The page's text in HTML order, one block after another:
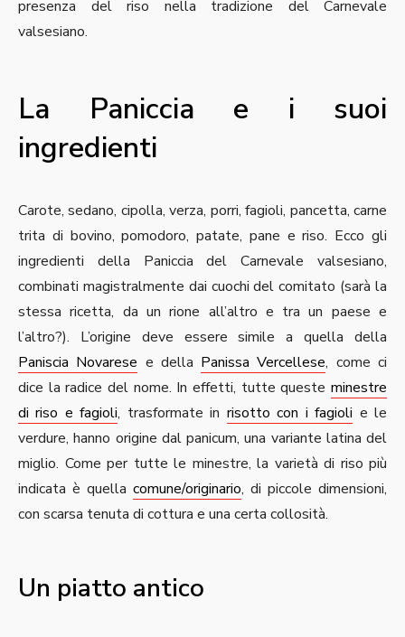
presenza del riso nella tradizione del Carnevale
valsesiano.
La Paniccia e i suoi
ingredienti
Carote, sedano, cipolla, verza, porri, fagioli, pancetta, carne
trita di bovino, pomodoro, patate, pane e riso. Ecco gli
ingredienti della Paniccia del Carnevale valsesiano,
combinati magistralmente dai cuochi del comitato (sarà la
stessa ricetta, da un rione all’altro e tra un paese e
l’altro?). L’origine deve essere simile a quella della
Paniscia Novarese e della Panissa Vercellese, come ci
dice la radice del nome. In effetti, tutte queste minestre
di riso e fagioli, trasformate in risotto con i fagioli e le
verdure, hanno origine dal panicum, una variante latina del
miglio. Come per tutte le minestre, la varietà di riso più
indicata è quella comune/originario, di piccole dimensioni,
con scarsa tenuta di cottura e una certa collosità.
Un piatto antico